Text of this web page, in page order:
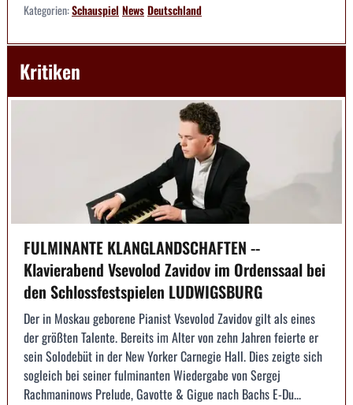
Kategorien:Schauspiel NewsDeutschland
Kritiken
FULMINANTE KLANGLANDSCHAFTEN --
Klavierabend Vsevolod Zavidov im Ordenssaal bei
den Schlossfestspielen LUDWIGSBURG
Der in Moskau geborene Pianist Vsevolod Zavidov gilt als eines
der größten Talente. Bereits im Alter von zehn Jahren feierte er
sein Solodebüt in der New Yorker Carnegie Hall. Dies zeigte sich
sogleich bei seiner fulminanten Wiedergabe von Sergej
Rachmaninows Prelude, Gavotte & Gigue nach Bachs E-Du...